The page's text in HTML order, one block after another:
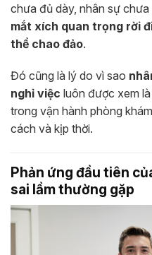
chưa đủ dày, nhân sự chưa
mắt xích quan trọng rời
thể chao đảo.
Đó cũng là lý do vì sao
nghỉ việc luôn được xem
trong vận hành phòng
cách và kịp thời.
Phản ứng đầu tiên
sai lầm thường gặp